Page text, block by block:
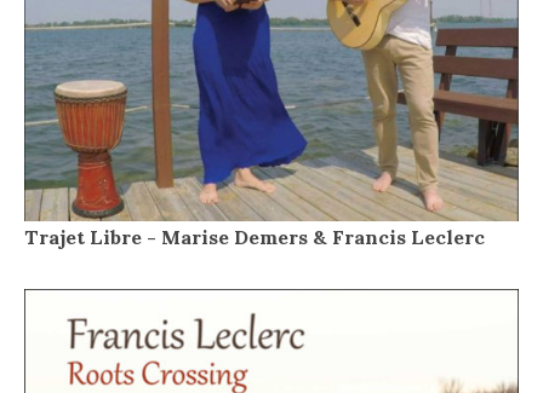
Trajet Libre - Marise Demers & Francis Leclerc